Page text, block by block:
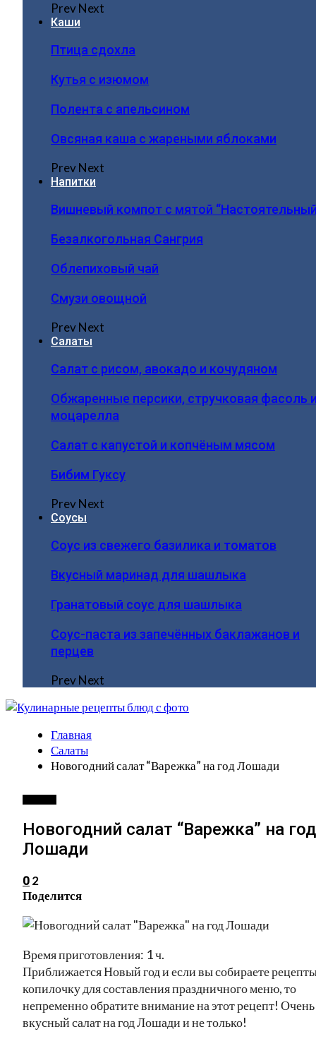
PrevNext
Каши
Птица сдохла
Кутья с изюмом
Полента с апельсином
Овсяная каша с жареными яблоками
PrevNext
Напитки
Вишневый компот с мятой
Безалкогольная Сангрия
Облепиховый чай
Смузи овощной
PrevNext
Салаты
Салат с рисом, авокадо и кочудяном
Обжаренные персики, стручковая фасоль
моцарелла
Салат с капустой и копчёным мясом
Бибим Гуксу
PrevNext
Соусы
Соус из свежего базилика и томатов
Вкусный маринад для шашлыка
Гранатовый соус для шашлыка
Соус-паста из запечённых баклажанов и
перцев
PrevNext
Главная
Салаты
Новогодний салат “Варежка” на год Лошади
Новогодний салат “Варежка” на год
Лошади
0 2
Поделится
Время приготовления: 1 ч.
Приближается Новый год и если вы собираете
копилочку для составления праздничного меню, то
непременно обратите внимание на этот рецепт! Очень
вкусный салат на год Лошади и не только!